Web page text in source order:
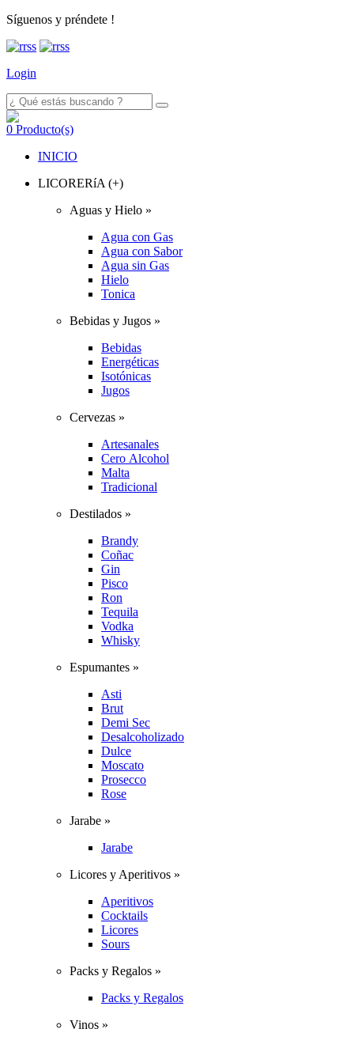
Síguenos y préndete !
Login
0 Producto(s)
INICIO
LICORERíA (+)
Aguas y Hielo »
Agua con Gas
Agua con Sabor
Agua sin Gas
Hielo
Tonica
Bebidas y Jugos »
Bebidas
Energéticas
Isotónicas
Jugos
Cervezas »
Artesanales
Cero Alcohol
Malta
Tradicional
Destilados »
Brandy
Coñac
Gin
Pisco
Ron
Tequila
Vodka
Whisky
Espumantes »
Asti
Brut
Demi Sec
Desalcoholizado
Dulce
Moscato
Prosecco
Rose
Jarabe »
Jarabe
Licores y Aperitivos »
Aperitivos
Cocktails
Licores
Sours
Packs y Regalos »
Packs y Regalos
Vinos »